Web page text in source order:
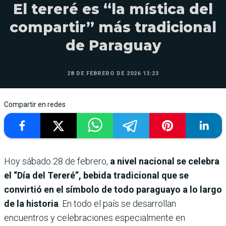
El tereré es “la mística del
compartir” más tradicional
de Paraguay
28 DE FEBRERO DE 2026 13:23
Compartir en redes
Hoy sábado 28 de febrero, a nivel nacional se celebra
el “Día del Tereré”, bebida tradicional que se
convirtió en el símbolo de todo paraguayo a lo largo
de la historia . En todo el país se desarrollan
encuentros y celebraciones especialmente en